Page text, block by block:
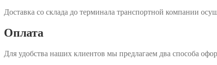
Доставка со склада до терминала транспортной компании
Оплата
Для удобства наших клиентов мы предлагаем два способа